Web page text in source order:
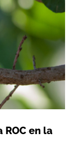
en la